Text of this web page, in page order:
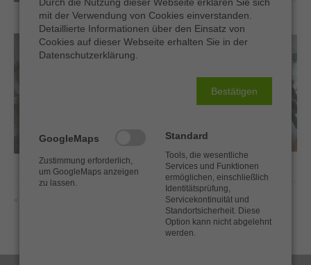
Drop us a line
info@yourdomain.com
Lorem ipsum dolor sit amet, consectetuer
Aenean commodo ligula eget dolor. Aenean massa. Cum
sociis natoque penatibus et magnis dis parturient montes,
nascetur ridiculus mus. Donec quam felis, ultricies nec.
mit der Verwendung von Cookies einverstanden.
Detaillierte Informationen über den Einsatz von
Cookies auf dieser Webseite erhalten Sie in der
Datenschutzerklärung.
Bestätigen
GoogleMaps
Zustimmung erforderlich,
um GoogleMaps anzeigen
zu lassen.
Standard
Tools, die wesentliche
Services und Funktionen
ermöglichen, einschließlich
Identitätsprüfung,
Servicekontinuität und
Standortsicherheit. Diese
Option kann nicht abgelehnt
werden.